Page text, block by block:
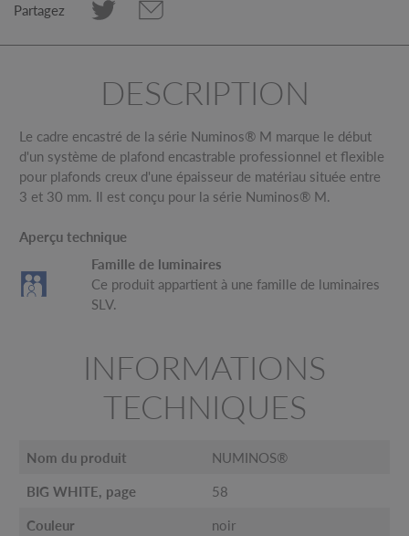
Partagez
DESCRIPTION
Le cadre encastré de la série Numinos® M marque le début
d'un système de plafond encastrable professionnel et flexible
pour plafonds creux d'une épaisseur de matériau située entre
3 et 30 mm. Il est conçu pour la série Numinos® M.
Aperçu technique
Famille de luminaires
Ce produit appartient à une famille de luminaires
SLV.
INFORMATIONS
TECHNIQUES
Nom du produit NUMINOS®
BIG WHITE, page 58
Couleur noir